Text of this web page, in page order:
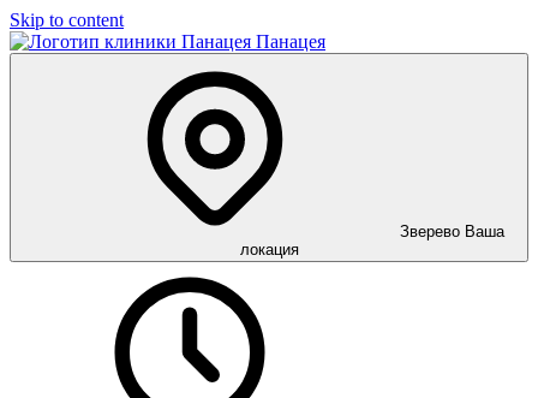
Skip to content
Панацея
Зверево Ваша
локация